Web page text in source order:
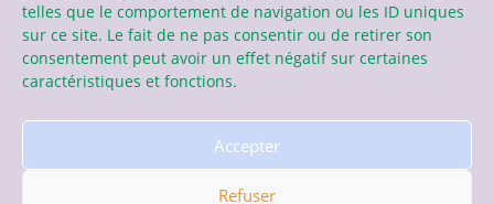
telles que le comportement de navigation ou les ID uniques
sur ce site. Le fait de ne pas consentir ou de retirer son
consentement peut avoir un effet négatif sur certaines
caractéristiques et fonctions.
Accepter
Refuser
/ Copyright © Marine Serviere Naturopathe